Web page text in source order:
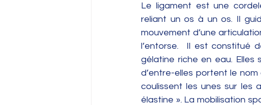
Le ligament est une
reliant un os à un os. Il
mouvement d’une
l’entorse.  Il est constitué
gélatine riche en eau. Elles
d’entre-elles portent le nom
coulissent les unes sur les
élastine ». La mobilisation